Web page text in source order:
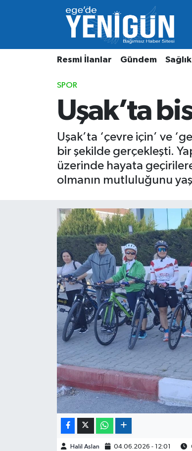
Resmi İlanlar Gündem Sağlık
SPOR
Uşak’ta
Uşak’ta ‘çevre için’ ve
bir şekilde gerçekleşti.
üzerinde hayata
olmanın mutluluğunu
Halil Aslan 04.06.2026 - 12:01
Resmi İlanlar
Gündem
Özel Haber
Beyoğlu Nöbetçi Eczaneler
Beyoğlu Hava Durumu
Beyoğlu Trafik Yoğunluk Haritası
Süper Lig Puan Durumu ve Fikstür
Tüm Manşetler
Son Dakika Haberleri